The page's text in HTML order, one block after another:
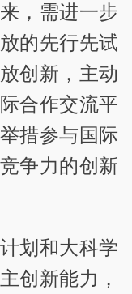
，需进一步
的先行先试
创新，主动
合作交流平
措参与国际
争力的创新
划和大科学
创新能力，